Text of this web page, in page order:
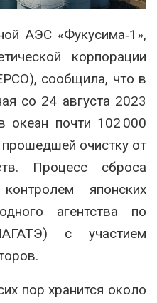
АЭС «Фукусима‑1»,
корпорации
сообщила, что в
со 24 августа 2023
почти 102 000
очистку от
. Процесс сброса
японских
агентства по
с участием
.
пор хранится около